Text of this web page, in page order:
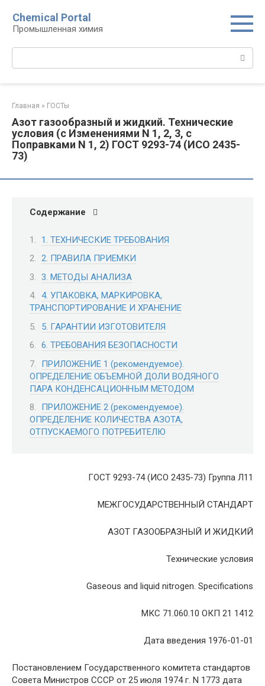
контенту
Chemical Portal
Промышленная химия
Главная » ГОСТы
Азот газообразный и жидкий. Технические
условия (с Изменениями N 1, 2, 3, с
Поправками N 1, 2) ГОСТ 9293-74 (ИСО 2435-
73)
Содержание
1. ТЕХНИЧЕСКИЕ ТРЕБОВАНИЯ
2. ПРАВИЛА ПРИЕМКИ
3. МЕТОДЫ АНАЛИЗА
4. УПАКОВКА, МАРКИРОВКА,
ТРАНСПОРТИРОВАНИЕ И ХРАНЕНИЕ
5. ГАРАНТИИ ИЗГОТОВИТЕЛЯ
6. ТРЕБОВАНИЯ БЕЗОПАСНОСТИ
ПРИЛОЖЕНИЕ 1 (рекомендуемое).
ОПРЕДЕЛЕНИЕ ОБЪЕМНОЙ ДОЛИ ВОДЯНОГО
ПАРА КОНДЕНСАЦИОННЫМ МЕТОДОМ
ПРИЛОЖЕНИЕ 2 (рекомендуемое).
ОПРЕДЕЛЕНИЕ КОЛИЧЕСТВА АЗОТА,
ОТПУСКАЕМОГО ПОТРЕБИТЕЛЮ
ГОСТ 9293-74 (ИСО 2435-73) Группа Л11
МЕЖГОСУДАРСТВЕННЫЙ СТАНДАРТ
АЗОТ ГАЗООБРАЗНЫЙ И ЖИДКИЙ
Технические условия
Gaseous and liquid nitrogen. Specifications
МКС 71.060.10 ОКП 21 1412
Дата введения 1976-01-01
Постановлением Государственного комитета стандартов
Совета Министров СССР от 25 июля 1974 г. N 1773 дата